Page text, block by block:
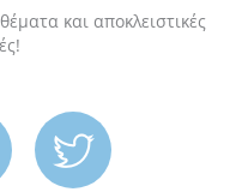
και αποκλειστικές